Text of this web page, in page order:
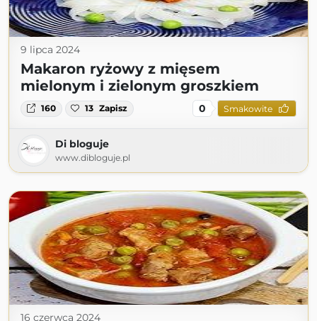
9 lipca 2024
Makaron ryżowy z mięsem
mielonym i zielonym groszkiem
160 13 Zapisz 0 Smakowite
Di bloguje
www.dibloguje.pl
16 czerwca 2024